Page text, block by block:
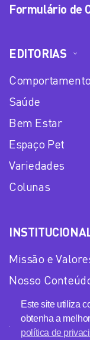
Este site utiliza
obtenha a
política de
Formulário de
EDITORIAS
Comportamento
Saúde
Bem Estar
Espaço Pet
Variedades
Colunas
Missão e
Nosso
Equipe
Anuncie no